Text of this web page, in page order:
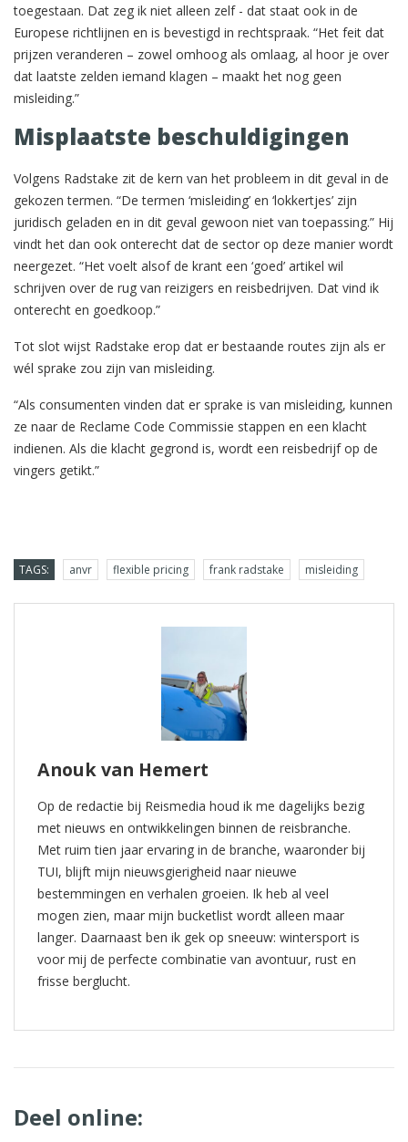
toegestaan. Dat zeg ik niet alleen zelf - dat staat ook in de
Europese richtlijnen en is bevestigd in rechtspraak. “Het feit dat
prijzen veranderen – zowel omhoog als omlaag, al hoor je over
dat laatste zelden iemand klagen – maakt het nog geen
misleiding.”
Misplaatste beschuldigingen
Volgens Radstake zit de kern van het probleem in dit geval in de
gekozen termen. “De termen ‘misleiding’ en ‘lokkertjes’ zijn
juridisch geladen en in dit geval gewoon niet van toepassing.” Hij
vindt het dan ook onterecht dat de sector op deze manier wordt
neergezet. “Het voelt alsof de krant een ‘goed’ artikel wil
schrijven over de rug van reizigers en reisbedrijven. Dat vind ik
onterecht en goedkoop.”
Tot slot wijst Radstake erop dat er bestaande routes zijn als er
wél sprake zou zijn van misleiding.
“Als consumenten vinden dat er sprake is van misleiding, kunnen
ze naar de Reclame Code Commissie stappen en een klacht
indienen. Als die klacht gegrond is, wordt een reisbedrijf op de
vingers getikt.”
TAGS: anvr flexible pricing frank radstake misleiding
Anouk van Hemert
Op de redactie bij Reismedia houd ik me dagelijks bezig
met nieuws en ontwikkelingen binnen de reisbranche.
Met ruim tien jaar ervaring in de branche, waaronder bij
TUI, blijft mijn nieuwsgierigheid naar nieuwe
bestemmingen en verhalen groeien. Ik heb al veel
mogen zien, maar mijn bucketlist wordt alleen maar
langer. Daarnaast ben ik gek op sneeuw: wintersport is
voor mij de perfecte combinatie van avontuur, rust en
frisse berglucht.
Deel online: